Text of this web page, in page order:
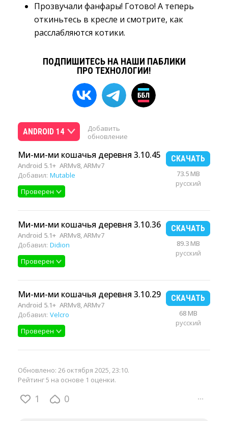
Прозвучали фанфары! Готово! А теперь
откиньтесь в кресле и смотрите, как
расслабляются котики.
ПОДПИШИТЕСЬ НА НАШИ ПАБЛИКИ
ПРО ТЕХНОЛОГИИ!
ANDROID 14
Добавить
обновление
Ми-ми-ми кошачья деревня 3.10.45
Android 5.1+ ARMv8, ARMv7
Добавил: Mutable
Проверен
СКАЧАТЬ
73.5 MB
русский
Ми-ми-ми кошачья деревня 3.10.36
Android 5.1+ ARMv8, ARMv7
Добавил: Didion
Проверен
СКАЧАТЬ
89.3 MB
русский
Ми-ми-ми кошачья деревня 3.10.29
Android 5.1+ ARMv8, ARMv7
Добавил: Velcro
Проверен
СКАЧАТЬ
68 MB
русский
Обновлено: 26 октября 2025, 23:10.
Рейтинг 5 на основе 1 оценки.
1 0 ···